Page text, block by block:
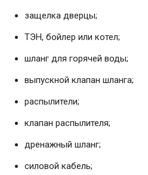
защелка дверцы;
ТЭН, бойлер или котел;
шланг для горячей воды;
выпускной клапан шланга;
распылители;
клапан распылителя;
дренажный шланг;
силовой кабель;